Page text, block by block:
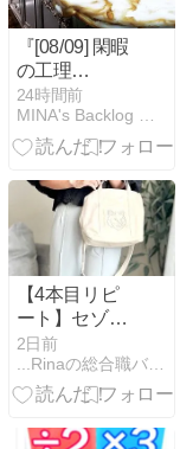
『[08/09] 閑暇
の工理
（MINA）』
24時間前
MINA's Backlog 暇つぶしに解析する異国のツール
【4本目リピ
ート】セゾパ
ピのスカラッ
プパンツが良
すぎる件
2日前
...Rinaの総合職バリキャリ女子Life...